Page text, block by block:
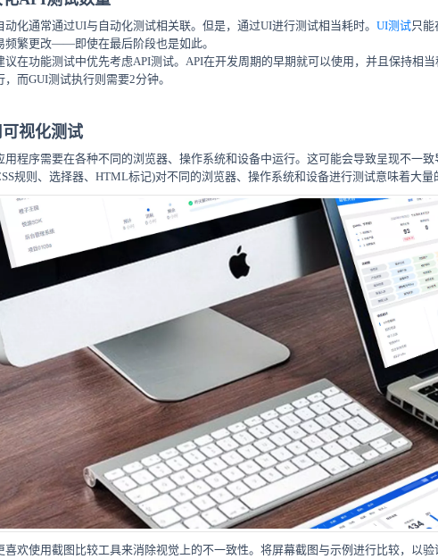
动化通常通过UI与自动化测试相关联。但是，通过UI进行测试相当耗时。 UI测试只能
频繁更改——即使在最后阶段也是如此。
议在功能测试中优先考虑API测试。API在开发周期的早期就可以使用，并且保持相
，而GUI测试执行则需要2分钟。
视化测试
用程序需要在各种不同的浏览器、操作系统和设备中运行。这可能会导致呈现不一
规则、选择器、HTML标记)对不同的浏览器、操作系统和设备进行测试意味着大量
喜欢使用截图比较工具来消除视觉上的不一致性。将屏幕截图与示例进行比较，以